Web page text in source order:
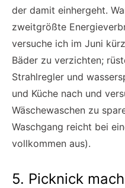
der damit einhergeht.
zweitgrößte
versuche ich im Juni
Bäder zu verzichten;
Strahlregler und
und Küche nach und
Wäschewaschen zu
Waschgang reicht bei
vollkommen aus).
5. Picknick